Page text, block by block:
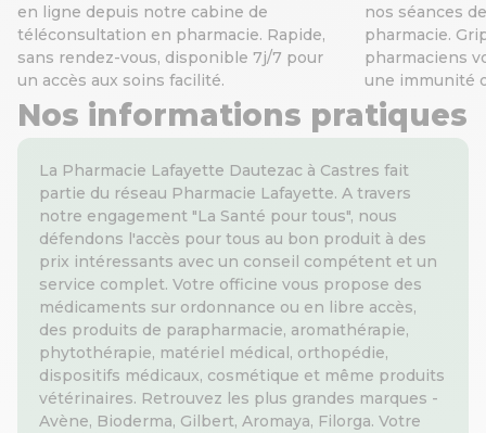
en ligne depuis notre cabine de
téléconsultation en pharmacie. Rapide,
sans rendez-vous, disponible 7j/7 pour
un accès aux soins facilité.
nos séances
pharmacie.
pharmaciens
une immunité
Nos informations pratiques
La Pharmacie Lafayette Dautezac à Castres fait
partie du réseau Pharmacie Lafayette. A travers
notre engagement "La Santé pour tous", nous
défendons l'accès pour tous au bon produit à des
prix intéressants avec un conseil compétent et un
service complet. Votre officine vous propose des
médicaments sur ordonnance ou en libre accès,
des produits de parapharmacie, aromathérapie,
phytothérapie, matériel médical, orthopédie,
dispositifs médicaux, cosmétique et même produits
vétérinaires. Retrouvez les plus grandes marques -
Avène, Bioderma, Gilbert, Aromaya, Filorga. Votre